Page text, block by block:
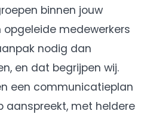
binnen jouw
medewerkers
nodig dan
en dat begrijpen wij.
een communicatieplan
aanspreekt, met heldere